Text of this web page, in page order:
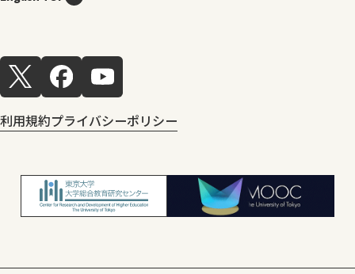
利用規約プライバシーポリシー